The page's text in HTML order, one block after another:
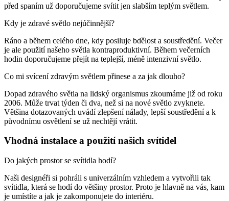
před spaním už doporučujeme svítit jen slabším teplým světlem.
Kdy je zdravé světlo nejúčinnější?
Ráno a během celého dne, kdy posiluje bdělost a soustředění. Večer
je ale použití našeho světla kontraproduktivní. Během večerních
hodin doporučujeme přejít na teplejší, méně intenzivní světlo.
Co mi svícení zdravým světlem přinese a za jak dlouho?
Dopad zdravého světla na lidský organismus zkoumáme již od roku
2006. Může trvat týden či dva, než si na nové světlo zvyknete.
Většina dotazovaných uvádí zlepšení nálady, lepší soustředění a k
původnímu osvětlení se už nechtějí vrátit.
Vhodná instalace a použití našich svítidel
Do jakých prostor se svítidla hodí?
Naši designéři si pohráli s univerzálním vzhledem a vytvořili tak
svítidla, která se hodí do většiny prostor. Proto je hlavně na vás, kam
je umístíte a jak je zakomponujete do interiéru.